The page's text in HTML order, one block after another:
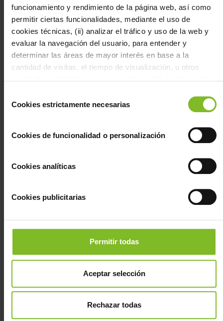
funcionamiento y rendimiento de la página web, así como
permitir ciertas funcionalidades, mediante el uso de
cookies técnicas, (ii) analizar el tráfico y uso de la web y
evaluar la navegación del usuario, para entender y
determinar las áreas de mayor interés en base a la
cantidad de visitas, el tiempo de visualización, u otros
propia a mostrar en otras webs, según aquellos aspectos
que consideramos del interés del usuario de acuerdo con
su navegación por nuestra web. Puede configurar las
cookies mediante nuestro Configurador disponible
el botón “Aceptar” o bien, rechazar todas excepto las
necesarias para el correcto funcionamiento de la web en el
deCookies estrictamente necesarias
Cookies de funcionalidad o personalización
Cookies analíticas
Cookies publicitarias
Permitir todas
Aceptar selección
Rechazar todas